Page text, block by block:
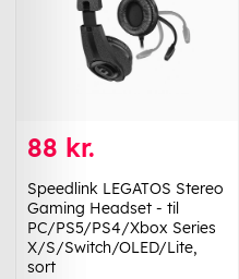
88 kr.
Speedlink LEGATOS Stereo
Gaming Headset - til
PC/PS5/PS4/Xbox Series
X/S/Switch/OLED/Lite,
sort